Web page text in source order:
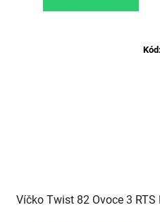
Víčko Twist 82 Ovoce 3 RTS
Kód: